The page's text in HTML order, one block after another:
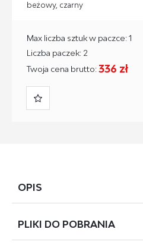
beżowy, czarny
Twoja cena brutto:336 zł
Max liczba sztuk w paczce: 1
Liczba paczek: 2
OPIS
wymiary: 52/58/92/46 cm,
PLIKI DO POBRANIA